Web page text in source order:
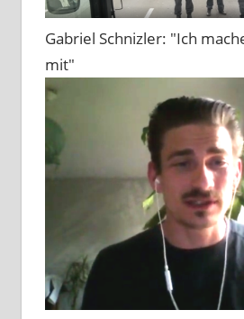
Gabriel Schnizler: "Ich
mit"